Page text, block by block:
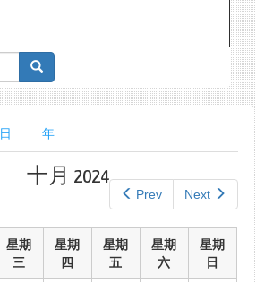
日 年
Prev Next
十月 2024
星期
三
星期
四
星期
五
星期
六
星期
日